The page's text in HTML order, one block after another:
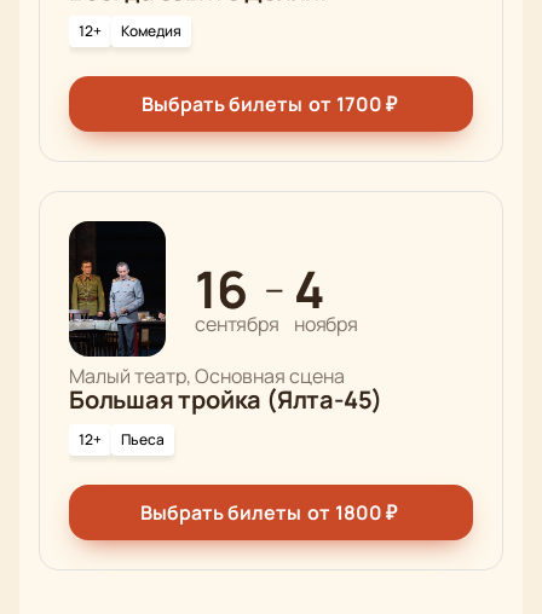
12+ Комедия
Выбрать билеты от 1700₽
16
сентября
— 4
ноября
Малый театр, Основная сцена
Большая тройка (Ялта-45)
12+ Пьеса
Выбрать билеты от 1800₽